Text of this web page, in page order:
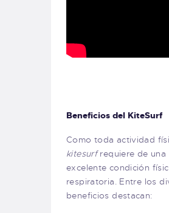
Beneficios del KiteSurf
Como toda actividad
kitesurfrequiere de una
excelente condición
respiratoria. Entre los
beneficios destacan: